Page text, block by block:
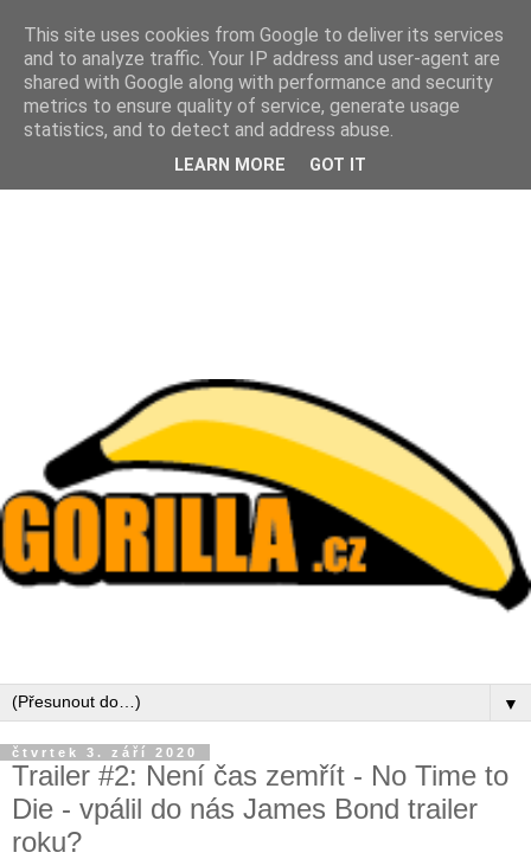
▼
čtvrtek 3. září 2020
Trailer #2: Není čas zemřít - No Time to
Die - vpálil do nás James Bond trailer
roku?
This site uses cookies from Google to deliver its services
and to analyze traffic. Your IP address and user-agent are
shared with Google along with performance and security
metrics to ensure quality of service, generate usage
statistics, and to detect and address abuse.
LEARN MORE GOT IT